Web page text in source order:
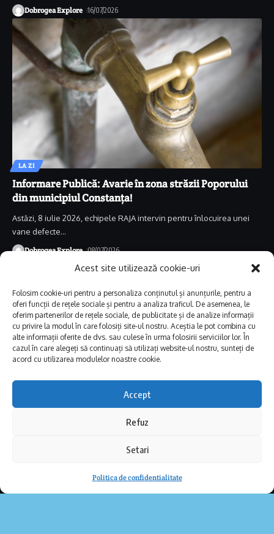
Acest site utilizează cookie-uri
Folosim cookie-uri pentru a personaliza conținutul și anunțurile, pentru a
oferi funcții de rețele sociale și pentru a analiza traficul. De asemenea, le
oferim partenerilor de rețele sociale, de publicitate și de analize informații
cu privire la modul în care folosiți site-ul nostru. Aceștia le pot combina cu
alte informații oferite de dvs. sau culese în urma folosirii serviciilor lor. În
cazul în care alegeți să continuați să utilizați website-ul nostru, sunteți de
acord cu utilizarea modulelor noastre cookie.
Accept
Refuz
Setari
Politica de confidentialitate
Dobrogea Explore 16/07/2026
LA ZI
Informare Publică: Avarie în zona străzii Poporului
din municipiul Constanța!
Astăzi, 8 iulie 2026, echipele RAJA intervin pentru înlocuirea unei
vane defecte…
Dobrogea Explore 08/07/2026
Ucrainenii din nordul Dobrogei, ambasadori ai
21/07/2026